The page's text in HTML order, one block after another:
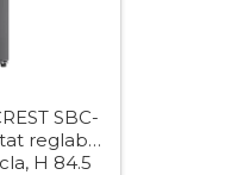
SBC-
reglabil,
H 84.5